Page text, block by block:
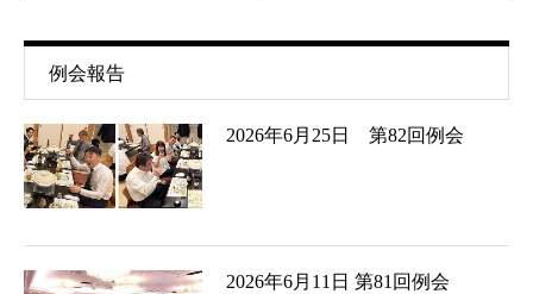
例会報告
2026年6月25日 第82回例会
2026年6月11日 第81回例会